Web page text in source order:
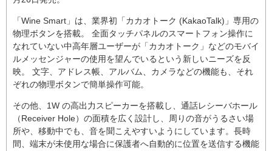
「Wine Smart」は、業界初「カカオトーク (KakaoTalk)」専用の
物理ボタンを搭載。 全面タッチパネルのスマートフォン操作に
なれていない中高年層ユーザーが「カカオトーク」などのモバイ
ルメッセンジャーの使用を望んでいるという新しいニーズを反
映。 文字、アドレス帳、アルバム、カメラなどの機能も、それ
ぞれの物理ボタンで簡単操作可能。
その他、1W の高出力スピーカーを搭載し、通話レシーバホール
（Receiver Hole）の面積を広く設計し、周りの音がうるさい場
所や、移動中でも、音を聞こえやすいようにしています。長時
間、端末が未使用な場合に保護者へ自動的に位置を送信する機能